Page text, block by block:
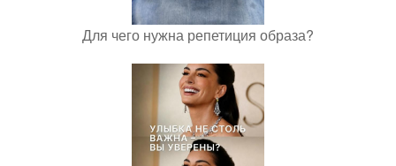
Для чего нужна репетиция образа?